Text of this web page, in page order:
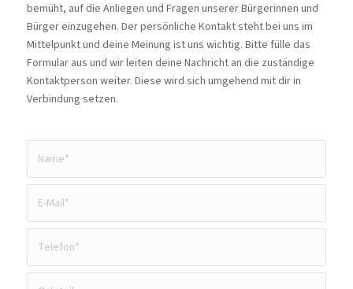
bemüht, auf die Anliegen und Fragen unserer Bürgerinnen und
Bürger einzugehen. Der persönliche Kontakt steht bei uns im
Mittelpunkt und deine Meinung ist uns wichtig. Bitte fülle das
Formular aus und wir leiten deine Nachricht an die zuständige
Kontaktperson weiter. Diese wird sich umgehend mit dir in
Verbindung setzen.